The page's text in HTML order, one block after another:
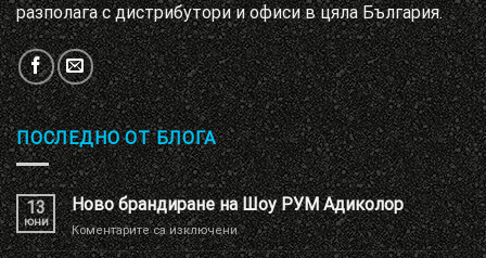
разполага с дистрибутори и офиси в цяла България.
ПОСЛЕДНО ОТ БЛОГА
13
юни
Ново брандиране на Шоу РУМ Адиколор
Коментарите са изключениза
Ново